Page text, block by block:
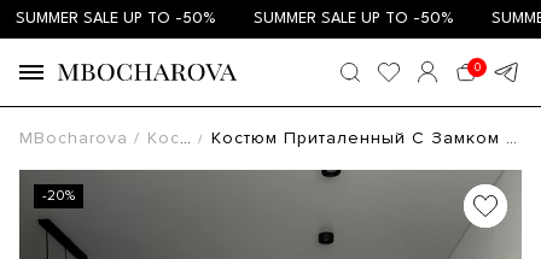
SALE UP TO -50% SUMMER SALE UP TO -50%
0
MBocharova Костюмы Костюм Приталенный С Замком В Рубчик Розовый KOSPR/R
-20%